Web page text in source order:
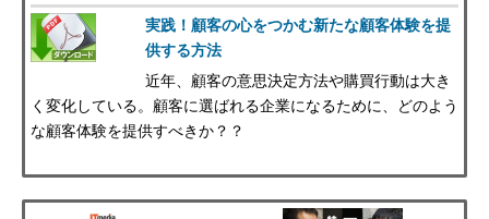
実践！顧客の心をつかむ新たな顧客体験を提
供する方法
近年、顧客の意思決定方法や購買行動は大き
く変化している。顧客に選ばれる企業になるために、どのよう
な顧客体験を提供すべきか？？